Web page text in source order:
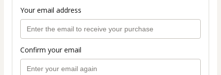
Your email address
Confirm your email